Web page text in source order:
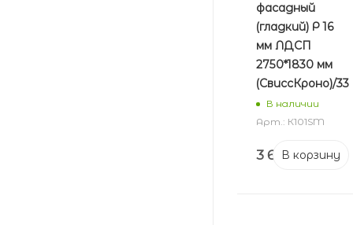
фасадный
(гладкий) Р 16
мм ЛДСП
2750*1830 мм
(СвиссКроно)/33
В наличии
Арт.: К101SM
3 604 ₽
В корзину